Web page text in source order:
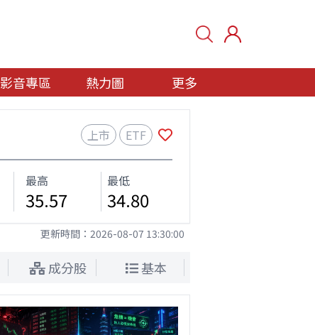
影音專區 熱力圖 更多
上市 ETF
最高
35.57
最低
34.80
更新時間： 2026-08-07 13:30:00
成分股 基本